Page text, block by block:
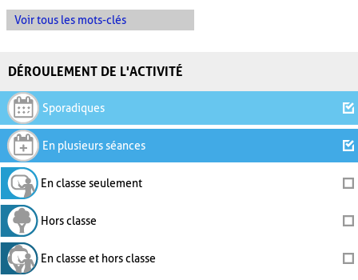
Voir tous les mots-clés
DÉROULEMENT DE L'ACTIVITÉ
Sporadiques
En plusieurs séances
En classe seulement
Hors classe
En classe et hors classe